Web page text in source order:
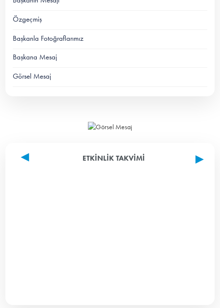
Özgeçmiş
Başkanla Fotoğraflarımız
Başkana Mesaj
Görsel Mesaj
ETKINLIK TAKVIMI